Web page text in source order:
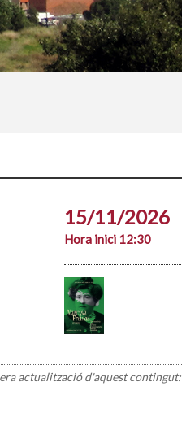
15/11/2026
Hora inici 12:30
actualització d'aquest contingut: